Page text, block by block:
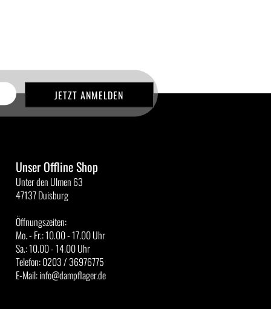
Unser Offline Shop
Unter den Ulmen 63
47137 Duisburg
Öffnungszeiten:
Mo. - Fr.: 10.00 - 17.00 Uhr
Sa.: 10.00 - 14.00 Uhr
Telefon: 0203 / 36976775
E-Mail: info@dampflager.de